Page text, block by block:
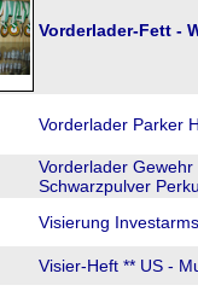
Vorderlader-Fett -
Vorderlader Parker
Vorderlader
Schwarzpulver
Visierung
Visier-Heft ** US -